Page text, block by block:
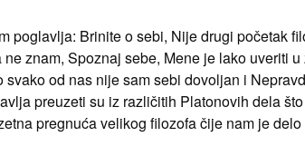
poglavlja: Brinite o sebi, Nije drugi početak
znam, Spoznaj sebe, Mene je lako uveriti
svako od nas nije sam sebi dovoljan i
preuzeti su iz različitih Platonovih dela
pregnuća velikog filozofa čije nam je